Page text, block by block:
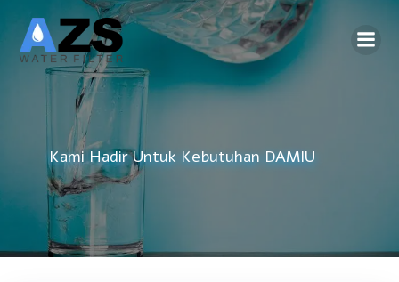
Skip
to
content
Kami Hadir Untuk Kebutuhan Air Bersih